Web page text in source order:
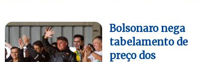
Bolsonaro nega
tabelamento de
preço dos